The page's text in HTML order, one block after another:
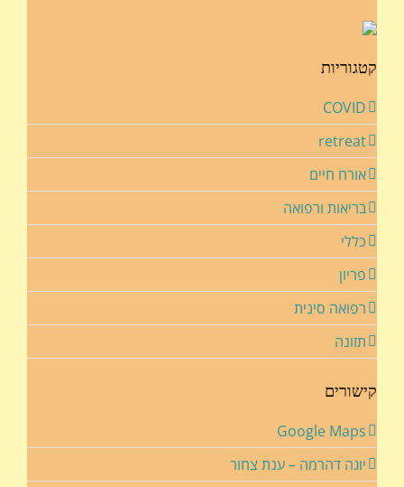
קטגוריות
COVID
retreat
אורח חיים
בריאות ורפואה
כללי
פריון
רפואה סינית
תזונה
קישורים
Google Maps
יוגה דהרמה – ענת צחור